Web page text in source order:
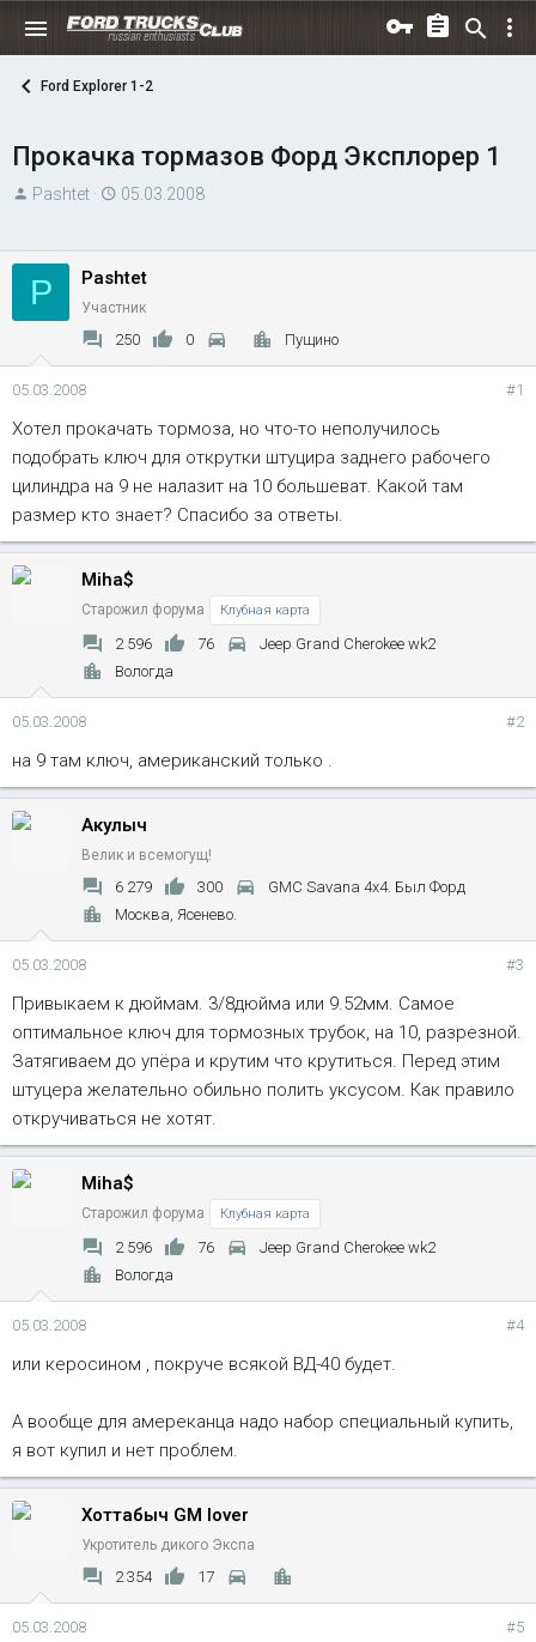
Ford Explorer 1-2
Прокачка тормазов Форд Эксплорер 1
А
р
т
Pashtet
Д
а
ч
а
05.03.2008
P Pashtet
Участник
250 0 Пущино
05.03.2008 #1
Хотел прокачать тормоза, но что-то неполучилось
подобрать ключ для открутки штуцира заднего рабочего
цилиндра на 9 не налазит на 10 большеват. Какой там
размер кто знает? Спасибо за ответы.
Miha$
Старожил форума Клубная карта
2 596 76
Jeep Grand Cherokee wk2
Вологда
05.03.2008 #2
на 9 там ключ, американский только .
Акулыч
Велик и всемогущ!
6 279 300
GMC Savana 4x4. Был Форд
Москва, Ясенево.
05.03.2008 #3
Привыкаем к дюймам. 3/8дюйма или 9.52мм. Самое
оптимальное ключ для тормозных трубок, на 10, разрезной.
Затягиваем до упёра и крутим что крутиться. Перед этим
штуцера желательно обильно полить уксусом. Как правило
откручиваться не хотят.
Miha$
Старожил форума Клубная карта
2 596 76
Jeep Grand Cherokee wk2
Вологда
05.03.2008 #4
или керосином , покруче всякой ВД-40 будет.
А вообще для амереканца надо набор специальный купить,
я вот купил и нет проблем.
Хоттабыч GM lover
Укротитель дикого Экспа
2 354 17
05.03.2008 #5